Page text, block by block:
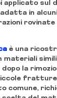
applicato sul
in
è una
la
fratture.
comune,